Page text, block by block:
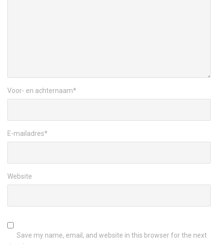
Voor- en achternaam*
E-mailadres*
Website
Save my name, email, and website in this browser for the next